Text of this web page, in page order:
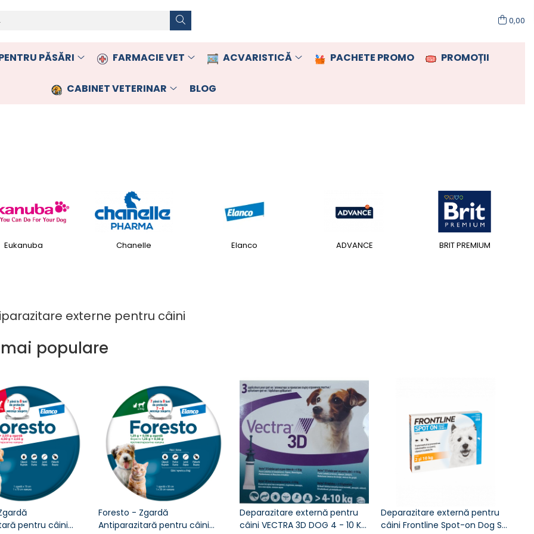
0,00
PĂSĂRI FARMACIE VET ACVARISTICĂ PACHETE PROMO PROMOȚII
CABINET VETERINAR BLOG
Eukanuba Chanelle Elanco ADVANCE BRIT PREMIUM
externe pentru câini
populare
pentru câini
Foresto - Zgardă
Antiparazitară pentru câini
Deparazitare externă pentru
câini VECTRA 3D DOG 4 - 10 KG
Deparazitare externă pentru
câini Frontline Spot-on Dog S